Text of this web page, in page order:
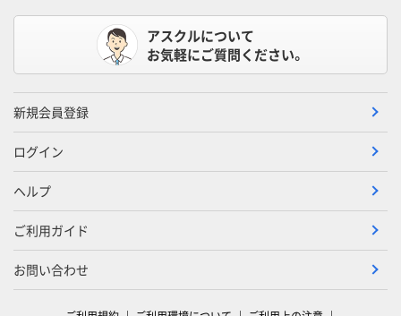
アスクルについて
お気軽にご質問ください。
新規会員登録
ログイン
ヘルプ
ご利用ガイド
お問い合わせ